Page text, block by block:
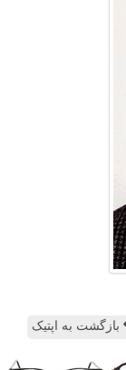
بازگشت به اپتیک